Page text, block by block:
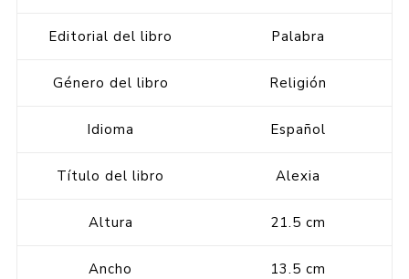
Editorial del libro Palabra
Género del libro Religión
Idioma Español
Título del libro Alexia
Altura 21.5 cm
Ancho 13.5 cm